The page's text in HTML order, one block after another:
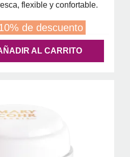
flexible y confortable.
de descuento
AL CARRITO